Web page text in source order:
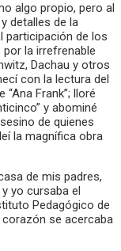
algo propio, pero al
detalles de la
participación de los
la irrefrenable
Dachau y otros
con la lectura del
Frank”; lloré
y abominé
de quienes
la magnífica obra
de mis padres,
yo cursaba el
Pedagógico de
corazón se acercaba